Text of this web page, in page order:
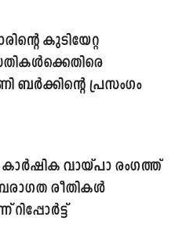
കുടിയേറ്റ
ബർക്കിന്റെ പ്രസംഗം
വായ്പാ രംഗത്ത്
രീതികൾ